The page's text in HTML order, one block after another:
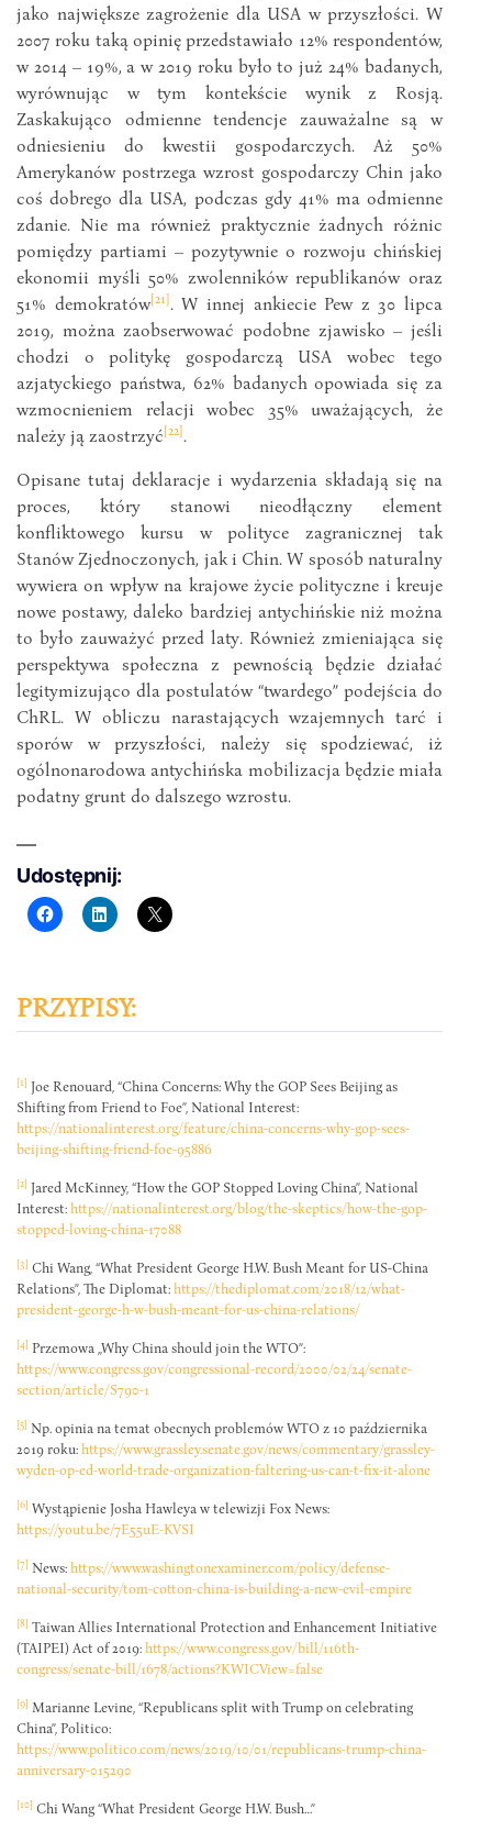
jako największe zagrożenie dla USA w przyszłości. W
2007 roku taką opinię przedstawiało 12% respondentów,
w 2014 – 19%, a w 2019 roku było to już 24% badanych,
wyrównując w tym kontekście wynik z Rosją.
Zaskakująco odmienne tendencje zauważalne są w
odniesieniu do kwestii gospodarczych. Aż 50%
Amerykanów postrzega wzrost gospodarczy Chin jako
coś dobrego dla USA, podczas gdy 41% ma odmienne
zdanie. Nie ma również praktycznie żadnych różnic
pomiędzy partiami – pozytywnie o rozwoju chińskiej
ekonomii myśli 50% zwolenników republikanów oraz
51% demokratów[21]. W innej ankiecie Pew z 30 lipca
2019, można zaobserwować podobne zjawisko – jeśli
chodzi o politykę gospodarczą USA wobec tego
azjatyckiego państwa, 62% badanych opowiada się za
wzmocnieniem relacji wobec 35% uważających, że
należy ją zaostrzyć[22].
Opisane tutaj deklaracje i wydarzenia składają się na
proces, który stanowi nieodłączny element
konfliktowego kursu w polityce zagranicznej tak
Stanów Zjednoczonych, jak i Chin. W sposób naturalny
wywiera on wpływ na krajowe życie polityczne i kreuje
nowe postawy, daleko bardziej antychińskie niż można
to było zauważyć przed laty. Również zmieniająca się
perspektywa społeczna z pewnością będzie działać
legitymizująco dla postulatów “twardego” podejścia do
ChRL. W obliczu narastających wzajemnych tarć i
sporów w przyszłości, należy się spodziewać, iż
ogólnonarodowa antychińska mobilizacja będzie miała
podatny grunt do dalszego wzrostu.
Udostępnij:
PRZYPISY:
[1] Joe Renouard, “China Concerns: Why the GOP Sees Beijing as
Shifting from Friend to Foe”, National Interest:
https://nationalinterest.org/feature/china-concerns-why-gop-sees-
beijing-shifting-friend-foe-95886
[2] Jared McKinney, “How the GOP Stopped Loving China”, National
Interest:https://nationalinterest.org/blog/the-skeptics/how-the-gop-
stopped-loving-china-17088
[3] Chi Wang, “What President George H.W. Bush Meant for US-China
Relations”, The Diplomat:https://thediplomat.com/2018/12/what-
president-george-h-w-bush-meant-for-us-china-relations/
[4] Przemowa „Why China should join the WTO”:
https://www.congress.gov/congressional-record/2000/02/24/senate-
section/article/S790-1
[5] Np. opinia na temat obecnych problemów WTO z 10 października
2019 roku:https://www.grassley.senate.gov/news/commentary/grassley-
wyden-op-ed-world-trade-organization-faltering-us-can-t-fix-it-alone
[6] Wystąpienie Josha Hawleya w telewizji Fox News:
https://youtu.be/7E55uE-KVSI
[7] News:https://www.washingtonexaminer.com/policy/defense-
national-security/tom-cotton-china-is-building-a-new-evil-empire
[8] Taiwan Allies International Protection and Enhancement Initiative
(TAIPEI) Act of 2019:https://www.congress.gov/bill/116th-
congress/senate-bill/1678/actions?KWICView=false
[9] Marianne Levine, “Republicans split with Trump on celebrating
China”, Politico:
https://www.politico.com/news/2019/10/01/republicans-trump-china-
anniversary-015290
[10] Chi Wang “What President George H.W. Bush…”